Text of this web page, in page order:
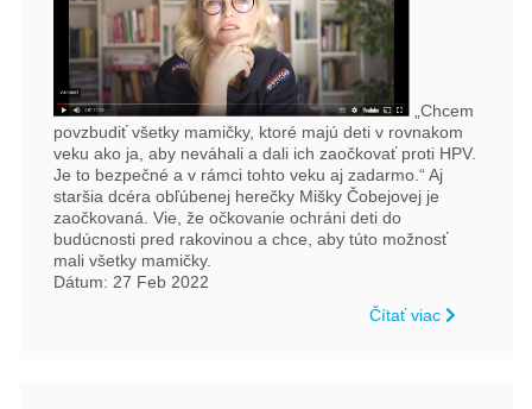
„Chcem
povzbudiť všetky mamičky, ktoré majú deti v rovnakom
veku ako ja, aby neváhali a dali ich zaočkovať proti HPV.
Je to bezpečné a v rámci tohto veku aj zadarmo.“ Aj
staršia dcéra obľúbenej herečky Mišky Čobejovej je
zaočkovaná. Vie, že očkovanie ochráni deti do
budúcnosti pred rakovinou a chce, aby túto možnosť
mali všetky mamičky.
Dátum: 27 Feb 2022
Čítať viac